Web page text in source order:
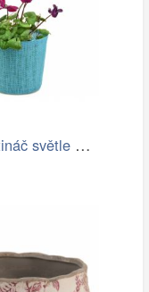
Vingo Květináč světle modrý s…